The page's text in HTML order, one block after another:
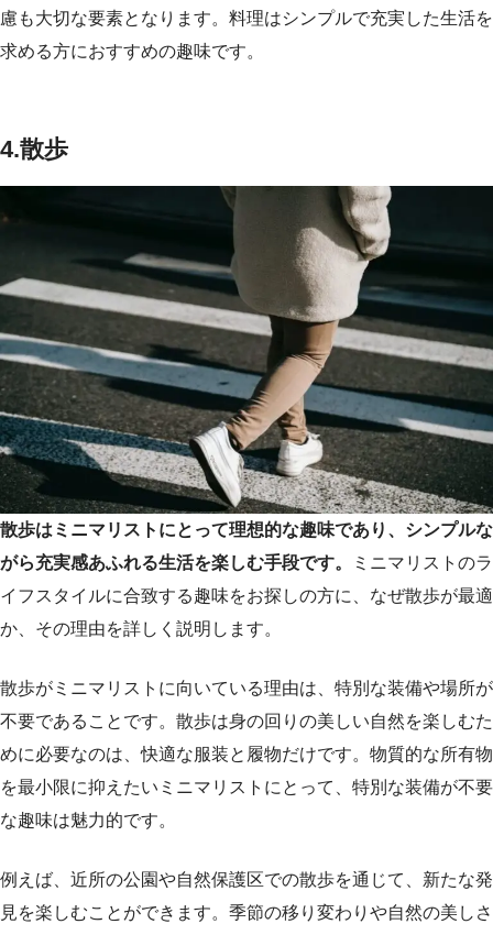
慮も大切な要素となります。料理はシンプルで充実した生活を
求める方におすすめの趣味です。
4.散歩
散歩はミニマリストにとって理想的な趣味であり、シンプルな
がら充実感あふれる生活を楽しむ手段です。
ミニマリストのラ
イフスタイルに合致する趣味をお探しの方に、なぜ散歩が最適
か、その理由を詳しく説明します。
散歩がミニマリストに向いている理由は、特別な装備や場所が
不要であることです。散歩は身の回りの美しい自然を楽しむた
めに必要なのは、快適な服装と履物だけです。物質的な所有物
を最小限に抑えたいミニマリストにとって、特別な装備が不要
な趣味は魅力的です。
例えば、近所の公園や自然保護区での散歩を通じて、新たな発
見を楽しむことができます。季節の移り変わりや自然の美しさ